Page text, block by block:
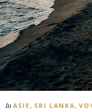
In ASIE , SRI LANKA,